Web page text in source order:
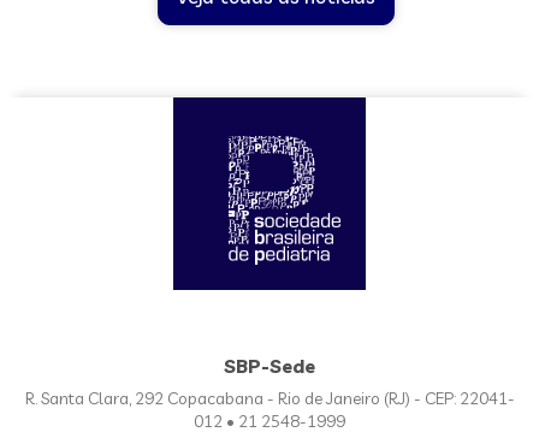
SBP-Sede
R. Santa Clara, 292 Copacabana - Rio de Janeiro (RJ) - CEP: 22041-
012 • 21 2548-1999